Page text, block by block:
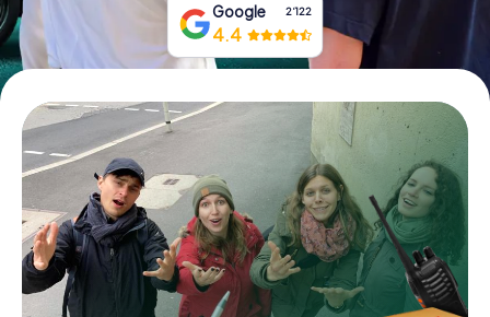
Google 2‘122
4.4